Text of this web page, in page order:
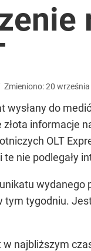
nawet 7,5 tys. zł
Zmieniono:20 września
wysłany do
informacje
OLT
nie podlegały
wydanego
tygodniu.
najbliższym